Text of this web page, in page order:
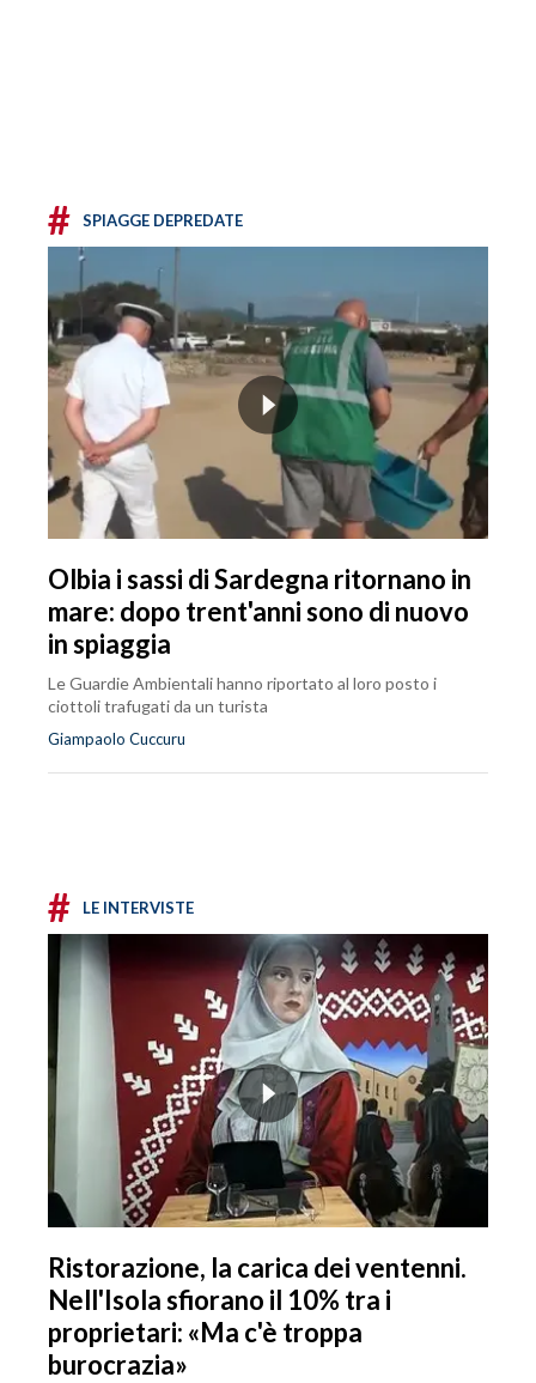
# SPIAGGE DEPREDATE
Olbia i sassi di Sardegna ritornano in
mare: dopo trent'anni sono di nuovo
in spiaggia
Le Guardie Ambientali hanno riportato al loro posto i
ciottoli trafugati da un turista
Giampaolo Cuccuru
# LE INTERVISTE
Ristorazione, la carica dei ventenni.
Nell'Isola sfiorano il 10% tra i
proprietari: «Ma c'è troppa
burocrazia»